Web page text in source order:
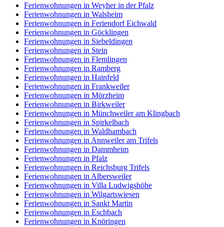
Ferienwohnungen in Weyher in der Pfalz
Ferienwohnungen in Walsheim
Ferienwohnungen in Feriendorf Eichwald
Ferienwohnungen in Göcklingen
Ferienwohnungen in Siebeldingen
Ferienwohnungen in Stein
Ferienwohnungen in Flemlingen
Ferienwohnungen in Ramberg
Ferienwohnungen in Hainfeld
Ferienwohnungen in Frankweiler
Ferienwohnungen in Mörzheim
Ferienwohnungen in Birkweiler
Ferienwohnungen in Münchweiler am Klingbach
Ferienwohnungen in Spirkelbach
Ferienwohnungen in Waldhambach
Ferienwohnungen in Annweiler am Trifels
Ferienwohnungen in Dammheim
Ferienwohnungen in Pfalz
Ferienwohnungen in Reichsburg Trifels
Ferienwohnungen in Albersweiler
Ferienwohnungen in Villa Ludwigshöhe
Ferienwohnungen in Wilgartswiesen
Ferienwohnungen in Sankt Martin
Ferienwohnungen in Eschbach
Ferienwohnungen in Knöringen